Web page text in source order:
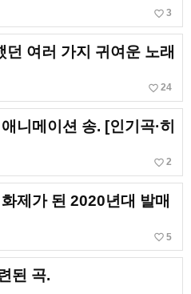
favorite_border 3
여러 가지 귀여운 노래
favorite_border 24
니메이션 송. [인기곡·히
favorite_border 2
제가 된 2020년대 발매
favorite_border 5
된 곡.